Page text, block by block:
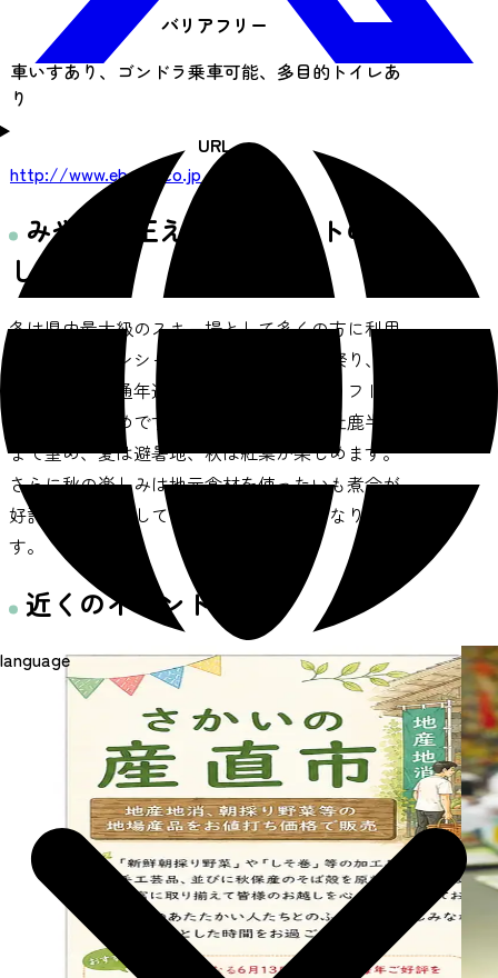
language
バリアフリー
車いすあり、ゴンドラ乗車可能、多目的トイレあ
り
URL
http://www.eboshi.co.jp
みやぎ蔵王えぼしリゾートの楽
しみ方
冬は県内最大級のスキー場として多くの方に利用
され、グリーンシーズンも春はすいせん祭り、夏
はBBQ会場や通年運行しているゴンドラリフトで
展望台がお勧めです。眼下には白石から牡鹿半島
まで望め、夏は避暑地、秋は紅葉が楽しめます。
さらに秋の楽しみは地元食材を使ったいも煮会が
好評で一年を通してご利用できる施設となりま
す。
近くのイベント